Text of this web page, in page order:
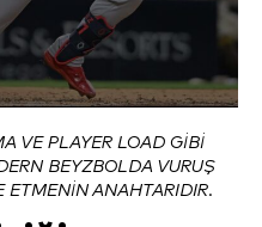
VE PLAYER LOAD GIBI
BEYZBOLDA VURUŞ
ETMENIN ANAHTARIDIR.